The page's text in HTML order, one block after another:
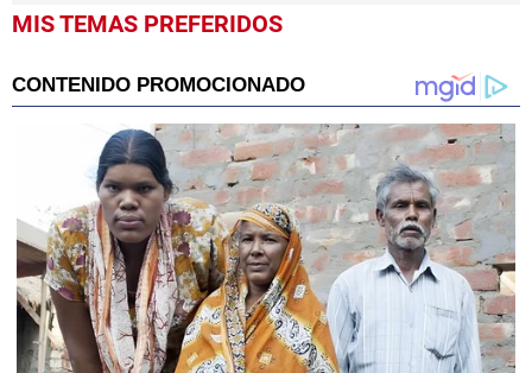
MIS TEMAS PREFERIDOS